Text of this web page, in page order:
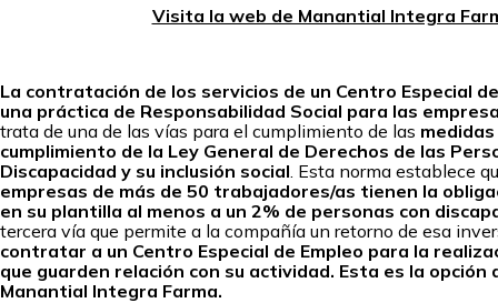
Visita la web de Manantial Integra
La contratación de los servicios de un Centro Especial
una práctica de Responsabilidad Social para las
trata de una de las vías para el cumplimiento de las
cumplimiento de la Ley General de Derechos de las
Discapacidad y su inclusión social . Esta norma establece
empresas de más de 50 trabajadores/as tienen la
en su plantilla al menos a un 2% de personas con
tercera vía que permite a la compañía un retorno de esa
contratar a un Centro Especial de Empleo para la
que guarden relación con su actividad. Esta es la opción
Manantial Integra Farma.